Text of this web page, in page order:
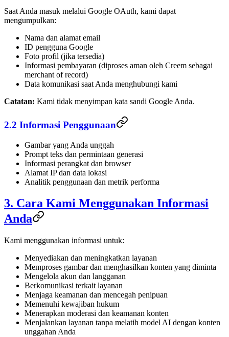
Saat Anda masuk melalui Google OAuth, kami dapat
mengumpulkan:
Nama dan alamat email
ID pengguna Google
Foto profil (jika tersedia)
Informasi pembayaran (diproses aman oleh Creem sebagai
merchant of record)
Data komunikasi saat Anda menghubungi kami
Catatan: Kami tidak menyimpan kata sandi Google Anda.
2.2 Informasi Penggunaan
Gambar yang Anda unggah
Prompt teks dan permintaan generasi
Informasi perangkat dan browser
Alamat IP dan data lokasi
Analitik penggunaan dan metrik performa
3. Cara Kami Menggunakan Informasi
Anda
Kami menggunakan informasi untuk:
Menyediakan dan meningkatkan layanan
Memproses gambar dan menghasilkan konten yang diminta
Mengelola akun dan langganan
Berkomunikasi terkait layanan
Menjaga keamanan dan mencegah penipuan
Memenuhi kewajiban hukum
Menerapkan moderasi dan keamanan konten
Menjalankan layanan tanpa melatih model AI dengan konten
unggahan Anda